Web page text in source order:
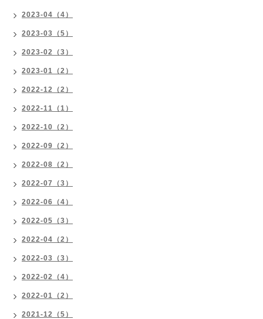
2023-04（4）
2023-03（5）
2023-02（3）
2023-01（2）
2022-12（2）
2022-11（1）
2022-10（2）
2022-09（2）
2022-08（2）
2022-07（3）
2022-06（4）
2022-05（3）
2022-04（2）
2022-03（3）
2022-02（4）
2022-01（2）
2021-12（5）